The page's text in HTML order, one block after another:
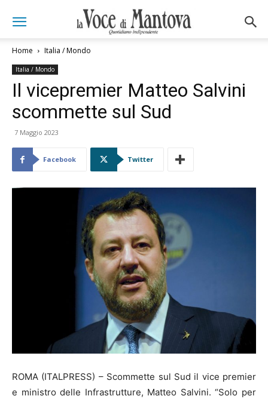
Home Italia / Mondo
Italia / Mondo
Il vicepremier Matteo Salvini
scommette sul Sud
7 Maggio 2023
Facebook Twitter
ROMA (ITALPRESS) – Scommette sul Sud il vice premier
e ministro delle Infrastrutture, Matteo Salvini. “Solo per